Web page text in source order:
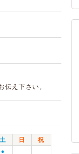
え下さい。
土 日
祝
●